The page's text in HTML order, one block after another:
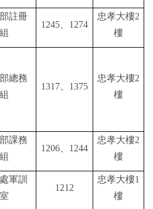
註冊
組
1245 1274
忠孝大樓2
樓
總務
組
1317 1375
忠孝大樓2
樓
課務
組
1206 1244
忠孝大樓2
樓
軍訓
室
1212
忠孝大樓1
樓